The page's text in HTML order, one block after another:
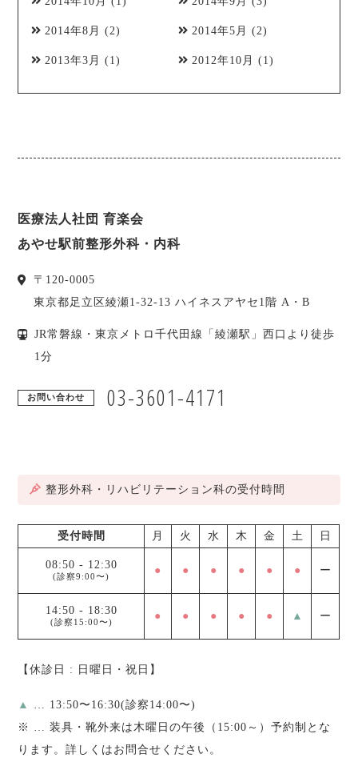
2014年8月 (2) 2014年5月 (2)
2013年3月 (1) 2012年10月 (1)
医療法人社団 育楽会
あやせ駅前整形外科・内科
〒 120-0005
東京都足立区綾瀬1-32-13 ハイネスアヤセ1階 A・B
JR常磐線・東京メトロ千代田線「綾瀬駅」西口より徒歩
1分
お問い合わせ 03-3601-4171
整形外科・リハビリテーション科の受付時間
受付時間 月 火 水 木 金 土 日
08:50 - 12:30
(診察9:00〜) ● ● ● ● ● ● ー
14:50 - 18:30
(診察15:00〜) ● ● ● ● ● ▲ ー
【休診日 : 日曜日・祝日】
▲
… 13:50〜16:30(診察14:00〜)
※ … 装具・靴外来は木曜日の午後（15:00～）予約制とな
ります。詳しくはお問合せください。